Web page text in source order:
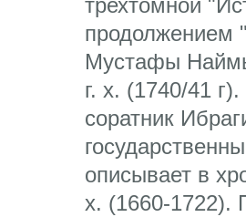
трехтомной
продолжением
Мустафы
г. х. (1740/41
соратник
описывает в
х. (1660-1722).